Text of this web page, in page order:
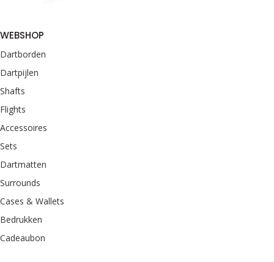
WEBSHOP
Dartborden
Dartpijlen
Shafts
Flights
Accessoires
Sets
Dartmatten
Surrounds
Cases & Wallets
Bedrukken
Cadeaubon